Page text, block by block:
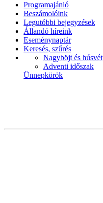
Programajánló
Beszámolóink
Legutóbbi bejegyzések
Állandó híreink
Eseménynaptár
Keresés, szűrés
Nagyböjt és húsvét
Adventi időszak
Ünnepkörök